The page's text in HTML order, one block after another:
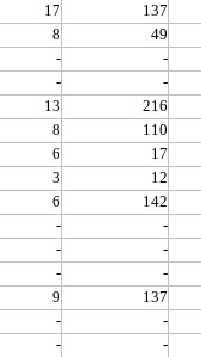
17
137
8
49
-
-
-
-
13
216
8
110
6
17
3
12
6
142
-
-
-
-
-
-
9
137
-
-
-
-